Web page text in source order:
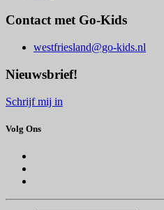
Contact met Go-Kids
westfriesland@go-kids.nl
Nieuwsbrief!
Schrijf mij in
Volg Ons